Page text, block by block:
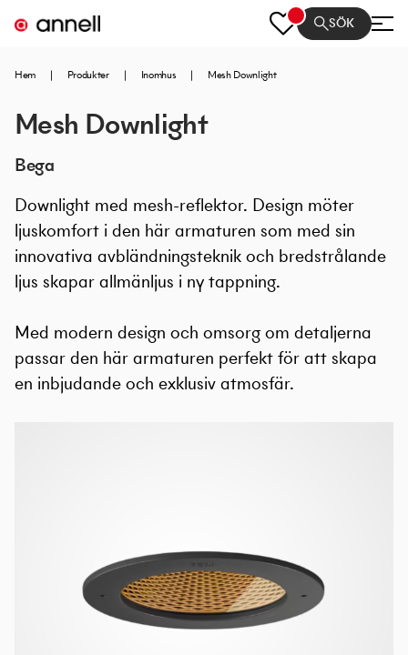
SÖK
Hem | Produkter | Inomhus | Mesh Downlight
Mesh Downlight
Bega
Downlight med mesh-reflektor. Design möter
ljuskomfort i den här armaturen som med sin
innovativa avbländningsteknik och bredstrålande
ljus skapar allmänljus i ny tappning.
Med modern design och omsorg om detaljerna
passar den här armaturen perfekt för att skapa
en inbjudande och exklusiv atmosfär.